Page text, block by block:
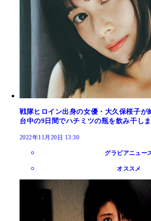
戦隊ヒロイン出身の女優・大久保桜子が
台中の9日間でハチミツの瓶を飲み干しま
2022年11月20日 13:30
グラビアニュー
オススメ